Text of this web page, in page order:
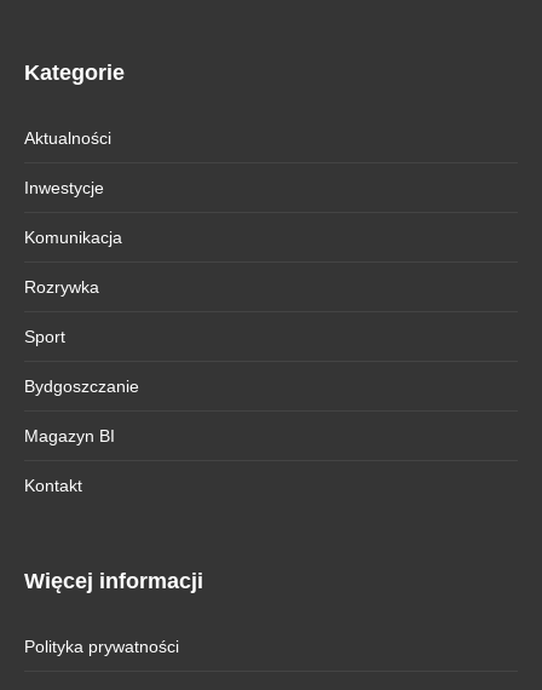
Kategorie
Aktualności
Inwestycje
Komunikacja
Rozrywka
Sport
Bydgoszczanie
Magazyn BI
Kontakt
Więcej informacji
Polityka prywatności